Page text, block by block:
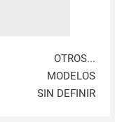
OTROS...
MODELOS
SIN DEFINIR